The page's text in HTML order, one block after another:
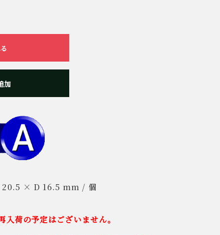
加
× D 16.5 mm / 個
荷の予定はございません。